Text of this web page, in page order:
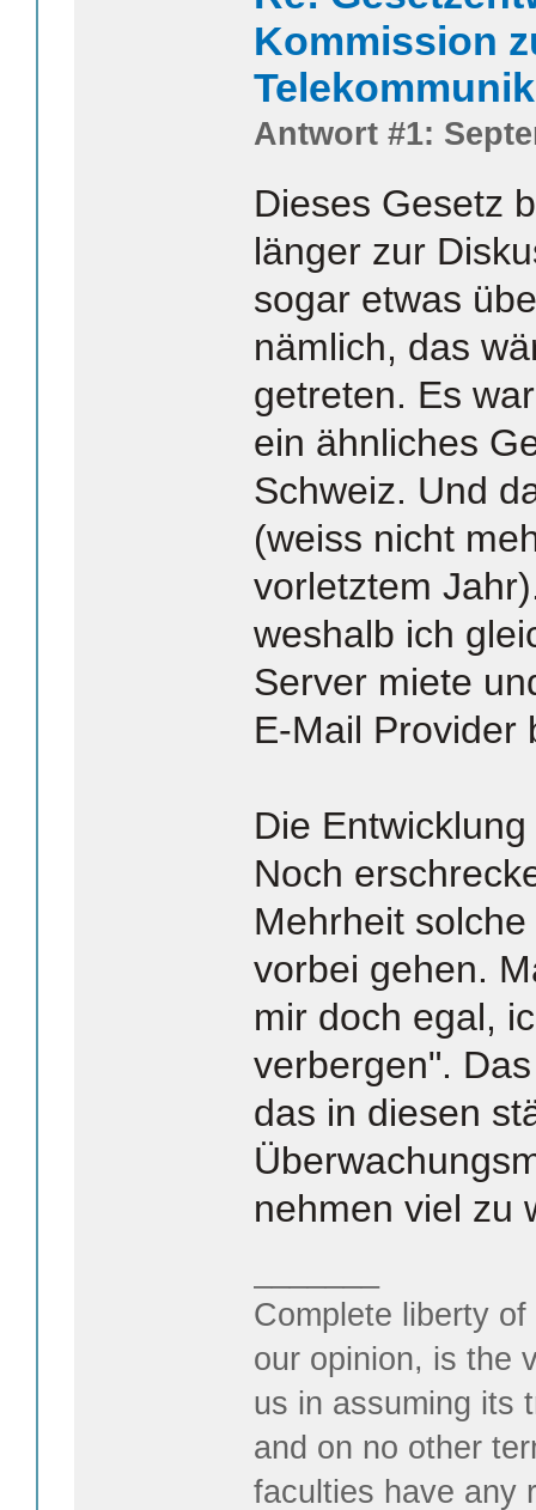
Kommission
Antwort #1:
Dieses Gesetz
länger zur
sogar etwas
nämlich, das
getreten. Es
ein ähnliches
Schweiz. Und
(weiss nicht
vorletztem
weshalb ich
Server miete
E-Mail Provider
Die
Noch
Mehrheit
vorbei gehen.
mir doch egal,
verbergen".
das in diesen
nehmen viel zu
Complete liberty
our opinion, is the
us in assuming its
and on no other
faculties have any